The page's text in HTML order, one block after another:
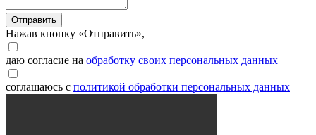
Отправить
Нажав кнопку «Отправить»,
даю согласие на обработку своих персональных данных
соглашаюсь с политикой обработки персональных данных